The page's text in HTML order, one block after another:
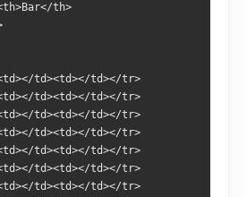
th>
td><td></td></tr>
td><td></td></tr>
td><td></td></tr>
td><td></td></tr>
td><td></td></tr>
td><td></td></tr>
td><td></td></tr>